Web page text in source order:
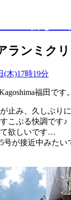
ランミク
(木)17時19分
福田です。
止み、久しぶり
こぶる快調です♪
欲しいです…
が接近中みたい